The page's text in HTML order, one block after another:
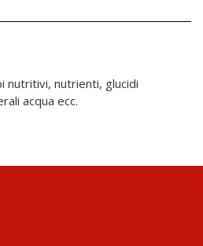
nutritivi, nutrienti, glucidi
acqua ecc.